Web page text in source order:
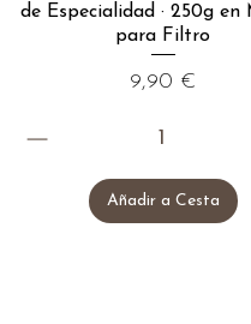
de Especialidad · 250g en
para Filtro
Precio
9,90 €
Añadir a Cesta